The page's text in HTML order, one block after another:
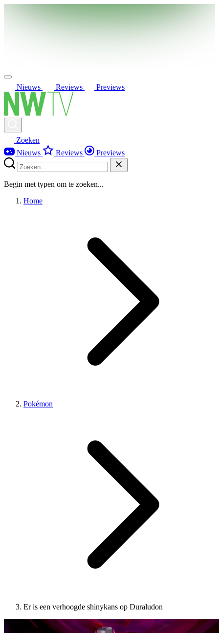
Nieuws Reviews Previews
Zoeken
Nieuws
Reviews Previews
Begin met typen om te zoeken...
Home
Pokémon
Er is een verhoogde shinykans op Duraludon